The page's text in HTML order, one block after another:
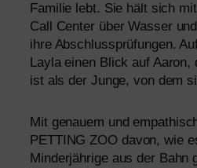
Familie lebt. Sie hält sich
Call Center über Wasser
ihre Abschlussprüfungen.
Layla einen Blick auf Aaron,
ist als der Junge, von dem
Mit genau­em und
PETTING ZOOdavon, wie
Minderjährige aus der Bahn